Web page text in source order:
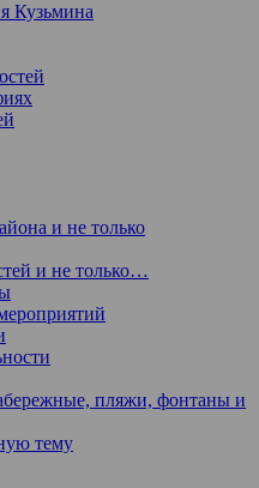
Кузьмина
и не только
и не только…
пляжи, фонтаны и
тему